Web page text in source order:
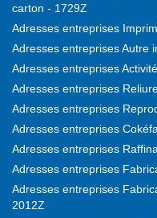
carton - 1729Z
Adresses entreprises
Adresses entreprises Autre
Adresses entreprises
Adresses entreprises
Adresses entreprises
Adresses entreprises
Adresses entreprises
Adresses entreprises
Adresses entreprises
2012Z